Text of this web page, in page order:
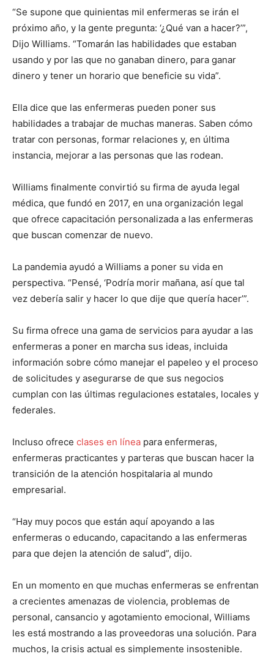
“Se supone que quinientas mil enfermeras se irán el
próximo año, y la gente pregunta: ‘¿Qué van a hacer?’”,
Dijo Williams. “Tomarán las habilidades que estaban
usando y por las que no ganaban dinero, para ganar
dinero y tener un horario que beneficie su vida”.
Ella dice que las enfermeras pueden poner sus
habilidades a trabajar de muchas maneras. Saben cómo
tratar con personas, formar relaciones y, en última
instancia, mejorar a las personas que las rodean.
Williams finalmente convirtió su firma de ayuda legal
médica, que fundó en 2017, en una organización legal
que ofrece capacitación personalizada a las enfermeras
que buscan comenzar de nuevo.
La pandemia ayudó a Williams a poner su vida en
perspectiva. “Pensé, ‘Podría morir mañana, así que tal
vez debería salir y hacer lo que dije que quería hacer’”.
Su firma ofrece una gama de servicios para ayudar a las
enfermeras a poner en marcha sus ideas, incluida
información sobre cómo manejar el papeleo y el proceso
de solicitudes y asegurarse de que sus negocios
cumplan con las últimas regulaciones estatales, locales y
federales.
Incluso ofrece clases en línea para enfermeras,
enfermeras practicantes y parteras que buscan hacer la
transición de la atención hospitalaria al mundo
empresarial.
“Hay muy pocos que están aquí apoyando a las
enfermeras o educando, capacitando a las enfermeras
para que dejen la atención de salud”, dijo.
En un momento en que muchas enfermeras se enfrentan
a crecientes amenazas de violencia, problemas de
personal, cansancio y agotamiento emocional, Williams
les está mostrando a las proveedoras una solución. Para
muchos, la crisis actual es simplemente insostenible.